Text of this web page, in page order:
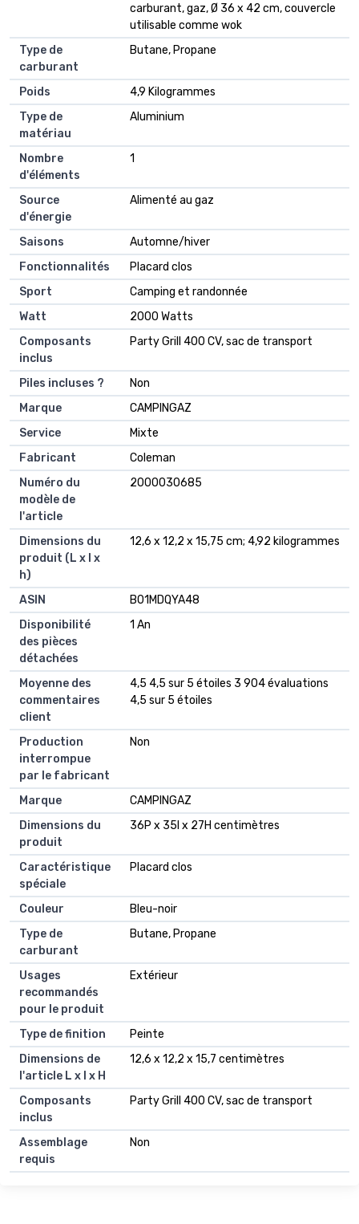
carburant, gaz, Ø 36 x 42 cm, couvercle
utilisable comme wok
Type de
carburant
‎Butane, Propane
Poids
‎4,9 Kilogrammes
Type de
matériau
‎Aluminium
Nombre
d'éléments
‎1
Source
d'énergie
‎Alimenté au gaz
Saisons
‎Automne/hiver
Fonctionnalités
‎Placard clos
Sport
‎Camping et randonnée
Watt
‎2000 Watts
Composants
inclus
‎Party Grill 400 CV, sac de transport
Piles incluses ?
‎Non
Marque
‎CAMPINGAZ
Service
‎Mixte
Fabricant
‎Coleman
Numéro du
modèle de
l'article
‎2000030685
Dimensions du
produit (L x l x
h)
‎12,6 x 12,2 x 15,75 cm; 4,92 kilogrammes
ASIN
‎B01MDQYA48
Disponibilité
des pièces
détachées
‎1 An
Moyenne des
commentaires
client
4,5 4,5 sur 5 étoiles 3 904 évaluations
4,5 sur 5 étoiles
Production
interrompue
par le fabricant
Non
Marque
CAMPINGAZ
Dimensions du
produit
36P x 35l x 27H centimètres
Caractéristique
spéciale
Placard clos
Couleur
Bleu-noir
Type de
carburant
Butane, Propane
Usages
recommandés
pour le produit
Extérieur
Type de finition
Peinte
Dimensions de
l'article L x l x H
12,6 x 12,2 x 15,7 centimètres
Composants
inclus
Party Grill 400 CV, sac de transport
Assemblage
requis
Non